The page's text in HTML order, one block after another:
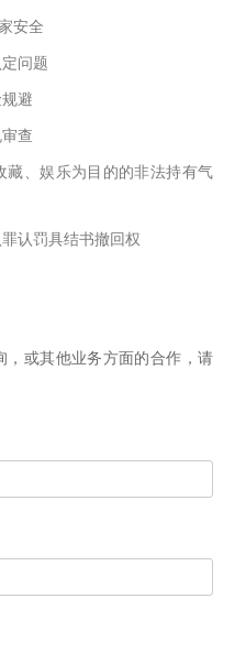
安全
问题
避
查
、娱乐为目的的非法持有气
认罚具结书撤回权
，或其他业务方面的合作，请